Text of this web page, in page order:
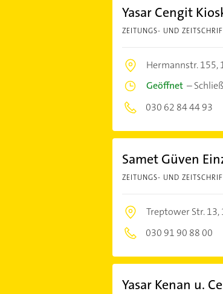
Yasar Cengit
ZEITUNGS- UND
Hermannstr. 155,
Geöffnet–
030 62 84 44 93
Samet Güven
ZEITUNGS- UND
Treptower Str. 13,
030 91 90 88 00
Yasar Kenan u.